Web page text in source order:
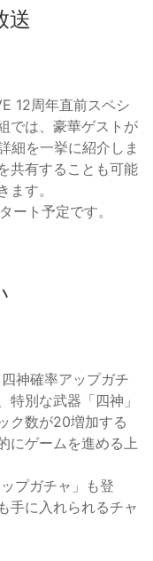
送
12周年直前スペシ
では、豪華ゲストが
細を一挙に紹介しま
共有することも可能
ます。
ート予定です。
神確率アップガチ
特別な武器「四神」
ク数が20増加する
にゲームを進める上
プガチャ」も登
手に入れられるチャ